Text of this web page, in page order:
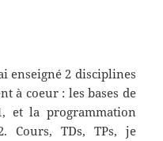
enseigné 2 disciplines
à coeur : les bases de
et la programmation
Cours, TDs, TPs, je